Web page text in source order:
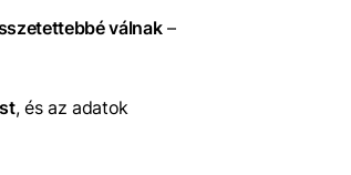
válnak–
, és az adatok